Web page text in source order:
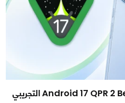
جوجل تطرح تحديث Android 17 QPR 2 Beta 2 التجريبي